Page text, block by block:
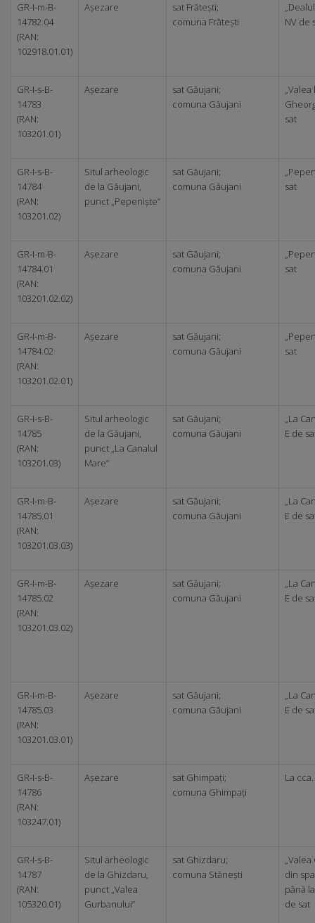
GR-I-m-B-
14782.04
(RAN:
102918.01.01)
Așezare
sat Frătești;
comuna Frătești
NV de
GR-I-s-B-
14783
(RAN:
103201.01)
Așezare
sat Găujani;
comuna Găujani
sat
GR-I-s-B-
14784
(RAN:
103201.02)
Situl arheologic
de la Găujani,
punct „Pepeniște”
sat Găujani;
comuna Găujani
sat
GR-I-m-B-
14784.01
(RAN:
103201.02.02)
Așezare
sat Găujani;
comuna Găujani
sat
GR-I-m-B-
14784.02
(RAN:
103201.02.01)
Așezare
sat Găujani;
comuna Găujani
sat
GR-I-s-B-
14785
(RAN:
103201.03)
Situl arheologic
de la Găujani,
punct „La Canalul
Mare”
sat Găujani;
comuna Găujani
„La
E de
GR-I-m-B-
14785.01
(RAN:
103201.03.03)
Așezare
sat Găujani;
comuna Găujani
„La
E de
GR-I-m-B-
14785.02
(RAN:
103201.03.02)
Așezare
sat Găujani;
comuna Găujani
„La
E de
GR-I-m-B-
14785.03
(RAN:
103201.03.01)
Așezare
sat Găujani;
comuna Găujani
„La
E de
GR-I-s-B-
14786
(RAN:
103247.01)
Așezare
sat Ghimpați;
comuna Ghimpați
La
GR-I-s-B-
14787
(RAN:
105320.01)
Situl arheologic
de la Ghizdaru,
punct „Valea
Gurbanului”
sat Ghizdaru;
comuna Stănești
din
până
de sat